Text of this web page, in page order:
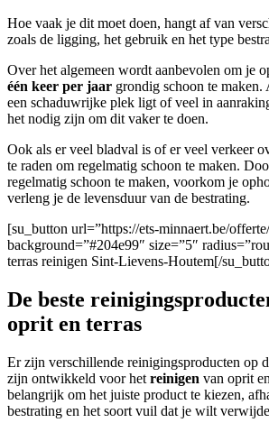
Hoe vaak je dit moet doen, hangt af van
zoals de ligging, het gebruik en het type
Over het algemeen wordt aanbevolen om je
één keer per jaar grondig schoon te maken.
een schaduwrijke plek ligt of veel in
het nodig zijn om dit vaker te doen.
Ook als er veel bladval is of er veel verkeer
te raden om regelmatig schoon te maken.
regelmatig schoon te maken, voorkom je
verleng je de levensduur van de bestrating.
[su_button url=”https://ets-minnaert.be/
background=”#204e99″ size=”5″
terras reinigen Sint-Lievens-Houtem[/
De beste
oprit en terras
Er zijn verschillende reinigingsproducten op
zijn ontwikkeld voor het reinigen van oprit
belangrijk om het juiste product te kiezen,
bestrating en het soort vuil dat je wilt